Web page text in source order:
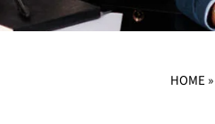
HOME»